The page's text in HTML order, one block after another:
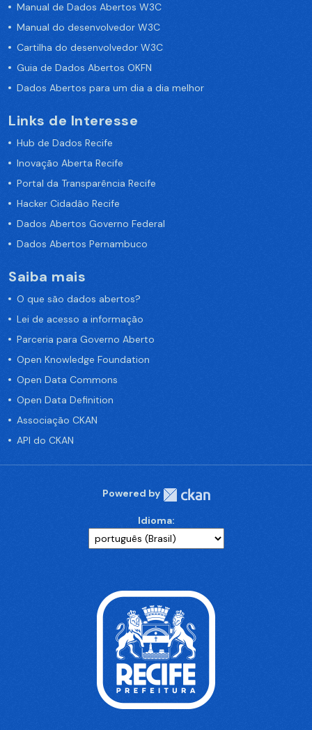
Manual de Dados Abertos W3C
Manual do desenvolvedor W3C
Cartilha do desenvolvedor W3C
Guia de Dados Abertos OKFN
Dados Abertos para um dia a dia melhor
Links de Interesse
Hub de Dados Recife
Inovação Aberta Recife
Portal da Transparência Recife
Hacker Cidadão Recife
Dados Abertos Governo Federal
Dados Abertos Pernambuco
Saiba mais
O que são dados abertos?
Lei de acesso a informação
Parceria para Governo Aberto
Open Knowledge Foundation
Open Data Commons
Open Data Definition
Associação CKAN
API do CKAN
Powered by
Idioma